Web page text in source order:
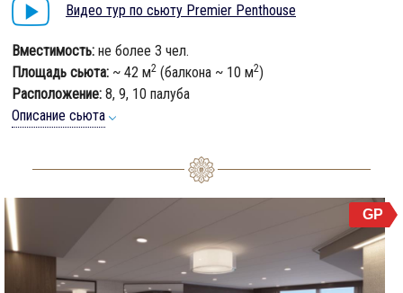
Видео тур по сьюту Premier Penthouse
Вместимость: не более 3 чел.
Площадь сьюта: ~ 42 м2 (балкона ~ 10 м2)
Расположение: 8, 9, 10 палуба
Описание сьюта
GP